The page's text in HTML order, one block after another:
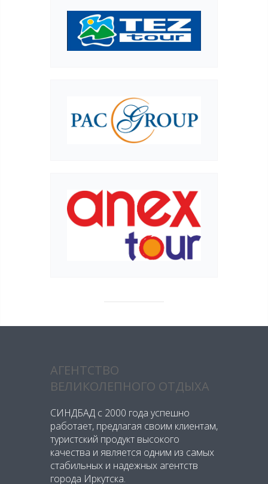
АГЕНТСТВО
ВЕЛИКОЛЕПНОГО ОТДЫХА
СИНДБАД с 2000 года успешно
работает, предлагая своим клиентам,
туристский продукт высокого
качества и является одним из самых
стабильных и надежных агентств
города Иркутска.